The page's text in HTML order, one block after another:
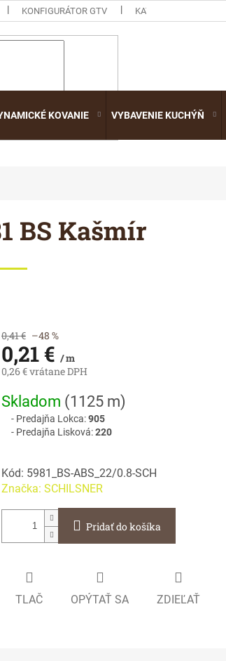
KONFIGURÁTOR GTV KATALÓGY
KOVANIE VYBAVENIE KUCHÝŇ
BS Kašmír
0,41 € –48 %
0,21 € / m
0,26 € vrátane DPH
Jednotková
cena:
Skladom (1125 m)
Predajňa Lokca:905
Predajňa Lisková:220
Kód: 5981_BS-ABS_22/0.8-SCH
Značka: SCHILSNER
Pridať do košíka
TLAČ OPÝTAŤ SA ZDIEĽAŤ